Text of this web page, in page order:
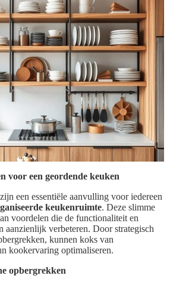
voor een geordende keuken
een essentiële aanvulling voor iedereen
keukenruimte. Deze slimme
voordelen die de functionaliteit en
aanzienlijk verbeteren. Door strategisch
kunnen koks van
kookervaring optimaliseren.
opbergrekken